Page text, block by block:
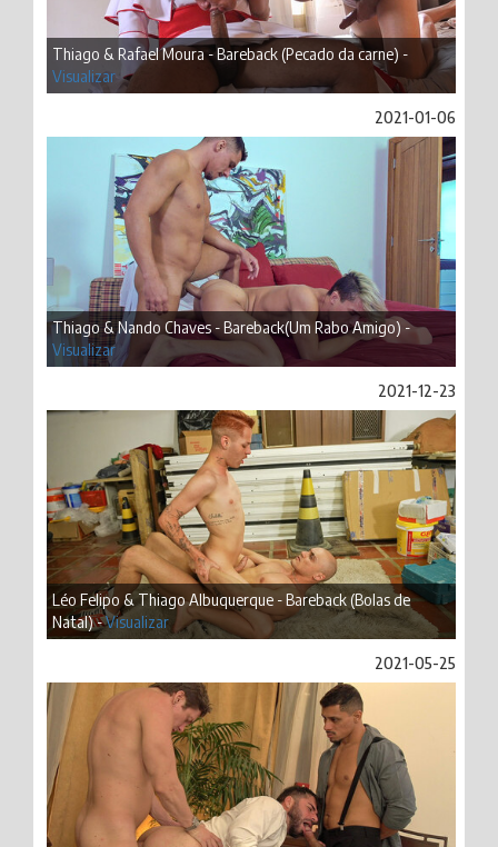
Thiago & Rafael Moura - Bareback (Pecado da carne) -
Visualizar
2021-01-06
Thiago & Nando Chaves - Bareback(Um Rabo Amigo) -
Visualizar
2021-12-23
Léo Felipo & Thiago Albuquerque - Bareback (Bolas de
Natal) -Visualizar
2021-05-25